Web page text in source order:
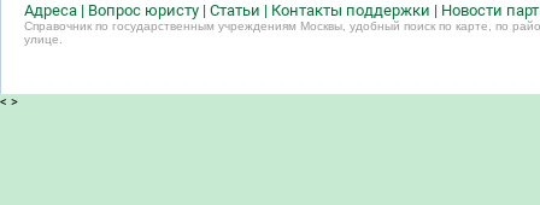
Адреса | Вопрос юристу | Статьи | Контакты поддержки | Новости
Справочник по государственным учреждениям Москвы, удобный поиск по карте, по
улице.
< >